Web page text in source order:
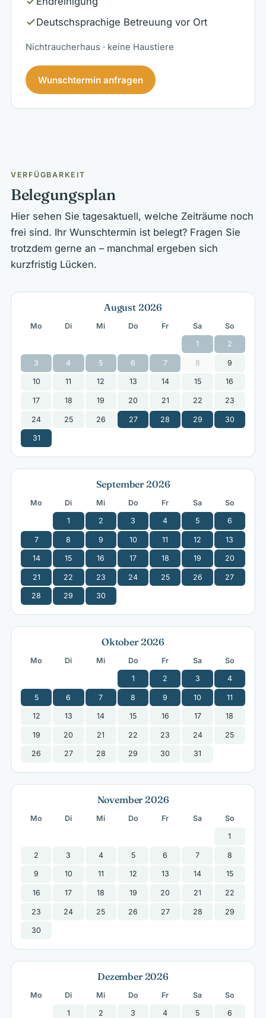
Deutschsprachige Betreuung vor Ort
Nichtraucherhaus · keine Haustiere
Wunschtermin anfragen
VERFÜGBARKEIT
Belegungsplan
Hier sehen Sie tagesaktuell, welche Zeiträume noch
frei sind. Ihr Wunschtermin ist belegt? Fragen Sie
trotzdem gerne an – manchmal ergeben sich
kurzfristig Lücken.
August 2026
Mo Di Mi Do Fr Sa
So
1
2
3 4 5 6 7 8 9
10 11 12 13 14 15 16
17 18 19 20 21 22 23
24 25 26 27 28 29 30
31
September 2026
Mo Di Mi Do Fr Sa
So
1
2 3 4 5 6
7 8 9 10 11 12 13
14 15 16 17 18 19 20
21 22 23 24 25 26 27
28 29 30
Oktober 2026
Mo Di Mi Do Fr Sa
So
1
2 3 4
5 6 7 8 9 10 11
12 13 14 15 16 17 18
19 20 21 22 23 24 25
26 27 28 29 30 31
November 2026
Mo Di Mi Do Fr Sa
So
1
2 3 4 5 6 7 8
9 10 11 12 13 14 15
16 17 18 19 20 21 22
23 24 25 26 27 28 29
30
Dezember 2026
Mo Di Mi Do Fr Sa
So
1
2 3 4 5 6